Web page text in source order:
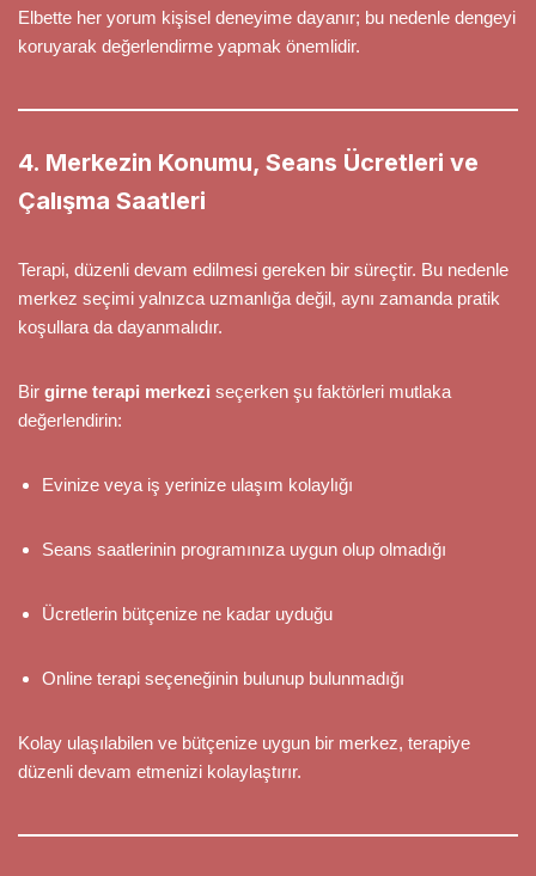
Elbette her yorum kişisel deneyime dayanır; bu nedenle dengeyi
koruyarak değerlendirme yapmak önemlidir.
4. Merkezin Konumu, Seans Ücretleri ve
Çalışma Saatleri
Terapi, düzenli devam edilmesi gereken bir süreçtir. Bu nedenle
merkez seçimi yalnızca uzmanlığa değil, aynı zamanda pratik
koşullara da dayanmalıdır.
Bir girne terapi merkezi seçerken şu faktörleri mutlaka
değerlendirin:
Evinize veya iş yerinize ulaşım kolaylığı
Seans saatlerinin programınıza uygun olup olmadığı
Ücretlerin bütçenize ne kadar uyduğu
Online terapi seçeneğinin bulunup bulunmadığı
Kolay ulaşılabilen ve bütçenize uygun bir merkez, terapiye
düzenli devam etmenizi kolaylaştırır.